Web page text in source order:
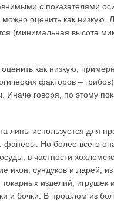
с показателями
оценить как низкую.
(минимальная высота
как низкую,
факторов –
говоря, по этому
липы используется для
фанеры. Но более всего
в частности
икон, сундуков и ларей,
изделий, игрушек
и бочки. В прошлом из